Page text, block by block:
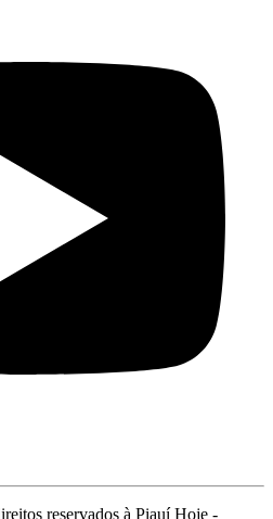
reservados à Piauí Hoje -